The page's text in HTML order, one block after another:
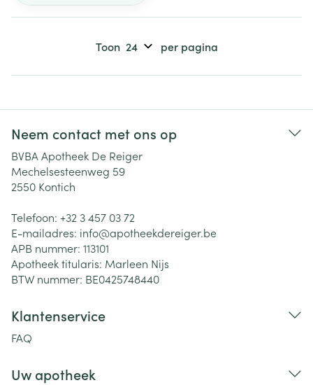
Toon per pagina
Neem contact met ons op
BVBA Apotheek De Reiger
Mechelsesteenweg 59
2550 Kontich
Telefoon: +32 3 457 03 72
E-mailadres: info@apotheekdereiger.be
APB nummer: 113101
Apotheek titularis: Marleen Nijs
BTW nummer: BE0425748440
Klantenservice
FAQ
Uw apotheek